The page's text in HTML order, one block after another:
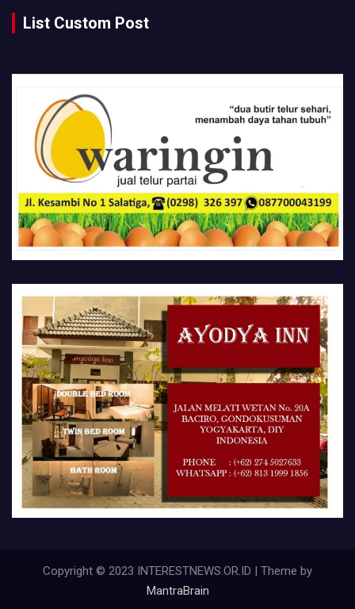
List Custom Post
Copyright © 2023 INTERESTNEWS.OR.ID | Theme by
MantraBrain